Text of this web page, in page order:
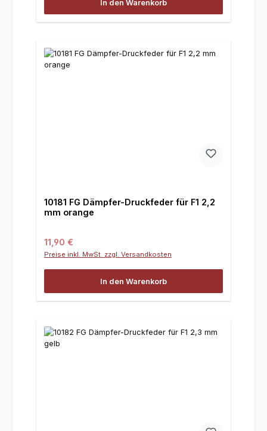
In den Warenkorb
10181 FG Dämpfer-Druckfeder für F1 2,2
mm orange
Regulärer Preis:
11,90 €
Preise inkl. MwSt. zzgl. Versandkosten
In den Warenkorb